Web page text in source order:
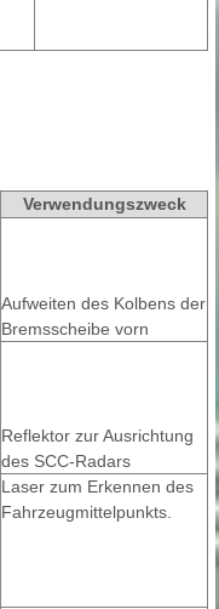
Verwendungszweck
Aufweiten des Kolbens der
Bremsscheibe vorn
Reflektor zur Ausrichtung
des SCC-Radars
Laser zum Erkennen des
Fahrzeugmittelpunkts.